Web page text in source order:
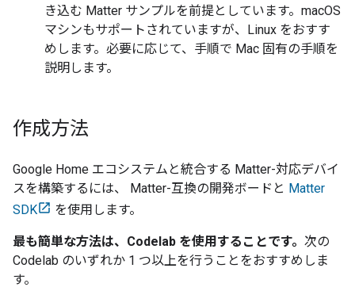
き込む Matter サンプルを前提としています。macOS
マシンもサポートされていますが、Linux をおすす
めします。必要に応じて、手順で Mac 固有の手順を
説明します。
作成方法
Google Home エコシステムと統合する Matter-対応デバイ
スを構築するには、 Matter-互換の開発ボードと Matter
SDK
を使用します。
最も簡単な方法は、Codelab を使用することです。 次の
Codelab のいずれか 1 つ以上を行うことをおすすめしま
す。